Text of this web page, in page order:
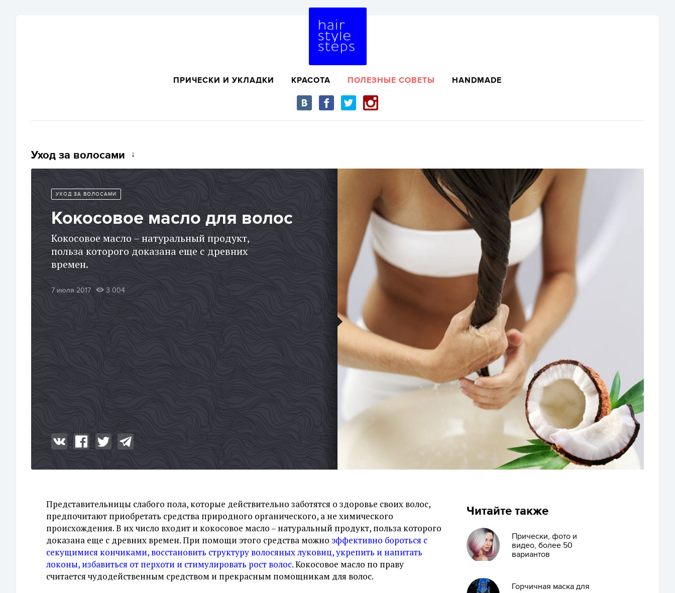
ПРИЧЕСКИ И УКЛАДКИ КРАСОТА ПОЛЕЗНЫЕ СОВЕТЫ HANDMADE
Уход за волосами
УХОД ЗА ВОЛОСАМИ
Кокосовое масло для волос
Кокосовое масло – натуральный продукт,
польза которого доказана еще с древних
времен.
7 июля 2017 3 004
Представительницы слабого пола, которые действительно заботятся о здоровье своих волос,
предпочитают приобретать средства природного органического, а не химического
происхождения. В их число входит и кокосовое масло – натуральный продукт, польза которого
доказана еще с древних времен. При помощи этого средства можно эффективно бороться с
секущимися кончиками, восстановить структуру волосяных луковиц, укрепить и напитать
локоны, избавиться от перхоти и стимулировать рост волос. Кокосовое масло по праву
считается чудодейственным средством и прекрасным помощникам для волос.
Читайте также
Прически, фото и
видео, более 50
вариантов
Горчичная маска для